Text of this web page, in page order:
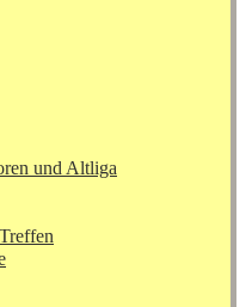
und Altliga